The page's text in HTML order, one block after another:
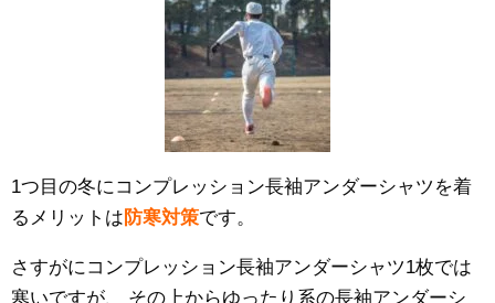
1つ目の冬にコンプレッション長袖アンダーシャツを着
るメリットは 防寒対策です。
さすがにコンプレッション長袖アンダーシャツ1枚では
寒いですが、
その上からゆったり系の長袖アンダーシ